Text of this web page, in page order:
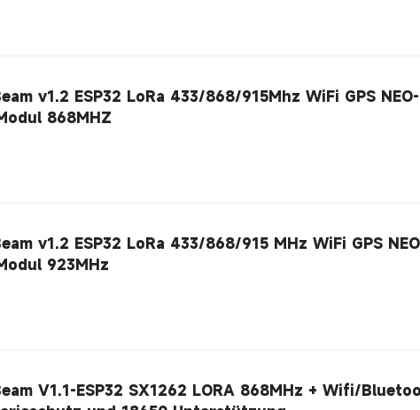
v1.2 ESP32 LoRa 433/868/915Mhz WiFi GPS
868MHZ
v1.2 ESP32 LoRa 433/868/915 MHz WiFi GPS
923MHz
V1.1-ESP32 SX1262 LORA 868MHz + Wifi/